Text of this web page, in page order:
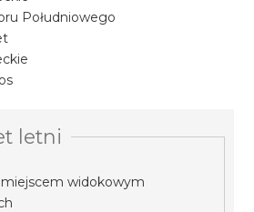
Południowego
letni
miejscem widokowym